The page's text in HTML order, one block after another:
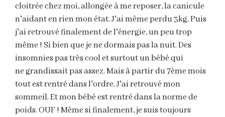
cloitrée chez moi, allongée à me reposer, la canicule
n'aidant en rien mon état. J'ai même perdu 3kg. Puis
j'ai retrouvé finalement de l'énergie, un peu trop
même ! Si bien que je ne dormais pas la nuit. Des
insomnies pas très cool et surtout un bébé qui
ne grandissait pas assez. Mais à partir du 7ème mois
tout est rentré dans l'ordre. J'ai retrouvé mon
sommeil. Et mon bébé est rentré dans la norme de
poids. OUF ! Même si finalement, je suis toujours